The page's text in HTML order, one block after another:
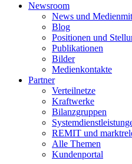
Newsroom
News und
Blog
Positionen und
Publikationen
Bilder
Medienkontakte
Partner
Verteilnetze
Kraftwerke
Bilanzgruppen
REMIT und
Alle Themen
Kundenportal